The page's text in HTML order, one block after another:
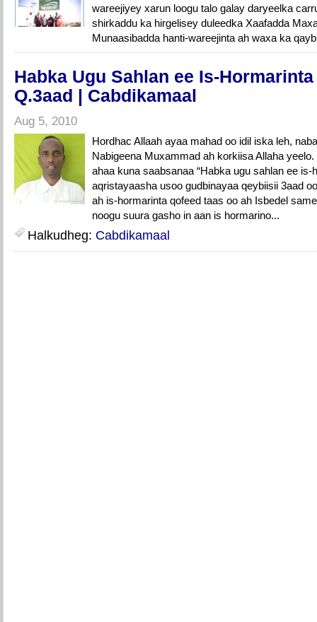
wareejiyey xarun loogu talo galay daryeelka
shirkaddu ka hirgelisey duleedka Xaafadda
Munaasibadda hanti-wareejinta ah waxa ka
Habka Ugu Sahlan ee Is-
Q.3aad | Cabdikamaal
Aug 5, 2010
Hordhac Allaah ayaa mahad oo idil iska leh,
Nabigeena Muxammad ah korkiisa Allaha
ahaa kuna saabsanaa “Habka ugu sahlan ee is-
aqristayaasha usoo gudbinayaa qeybiisii 3aad
ah is-hormarinta qofeed taas oo ah Isbedel
noogu suura gasho in aan is hormarino...
Halkudheg: Cabdikamaal